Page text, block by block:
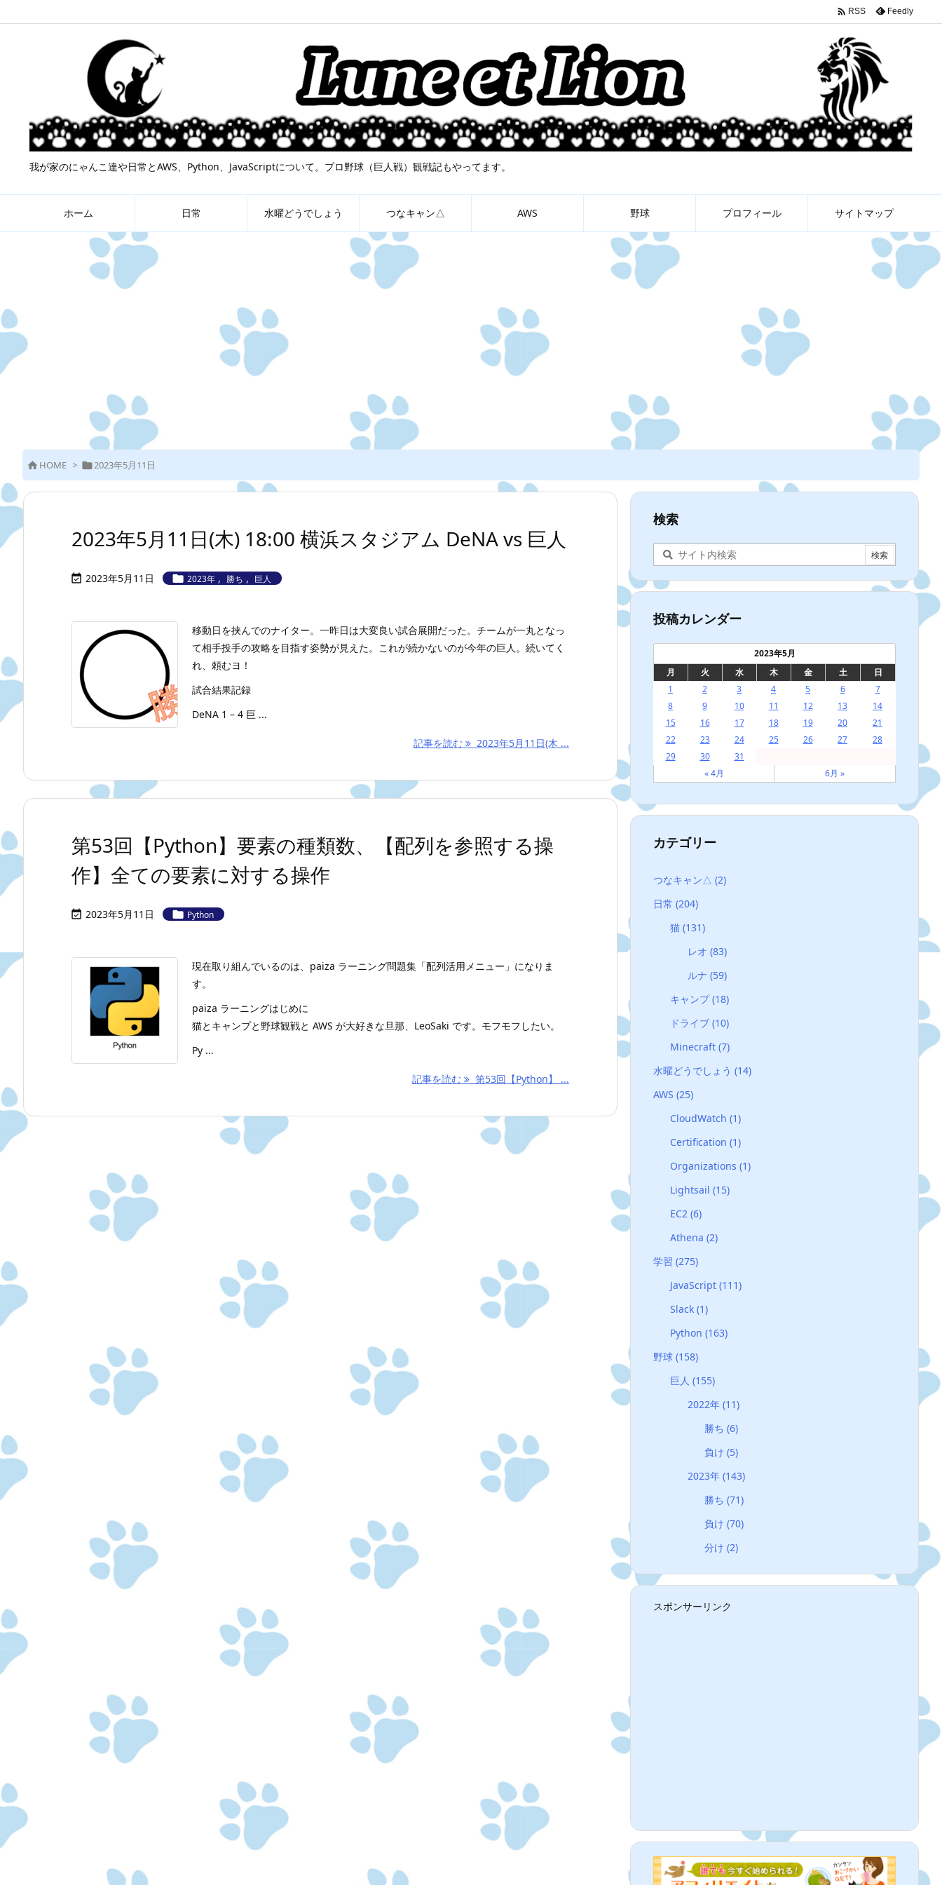
我が家のにゃんこ達や日常とAWS、Python、JavaScriptについて。プロ野球（巨人戦）観戦記もやってます。
ホーム 日常 水曜どうでしょう つなキャン△ AWS 野球 プロフィール サイトマップ
 RSS Feedly
 HOME > 2023年5月11日
2023年5月11日(木) 18:00 横浜スタジアム DeNA vs 巨人
 2023年5月11日  2023年 , 勝ち , 巨人
移動日を挟んでのナイター。一昨日は大変良い試合展開だった。チームが一丸となっ
て相手投手の攻略を目指す姿勢が見えた。これが続かないのが今年の巨人。続いてく
れ、頼むヨ！
試合結果記録
DeNA 1 – 4 巨 ...
記事を読む 2023年5月11日(木 ...
第53回【Python】要素の種類数、【配列を参照する操
作】全ての要素に対する操作
 2023年5月11日  Python
現在取り組んでいるのは、paiza ラーニング問題集「配列活用メニュー」になりま
す。
paiza ラーニングはじめに
猫とキャンプと野球観戦と AWS が大好きな旦那、LeoSaki です。モフモフしたい。
Py ...
記事を読む 第53回【Python】 ...
検索
投稿カレンダー
2023年5月
月
火 水 木 金 土
日
1
2 3 4 5 6
7
8
9 10 11 12 13
14
15
16 17 18 19 20
21
22
23 24 25 26 27
28
29
30
31
« 4月
6月 »
カテゴリー
つなキャン△ (2)
日常 (204)
猫(131)
レオ (83)
ルナ (59)
キャンプ(18)
ドライブ(10)
Minecraft(7)
水曜どうでしょう (14)
AWS (25)
CloudWatch(1)
Certification(1)
Organizations(1)
Lightsail(15)
EC2(6)
Athena(2)
学習 (275)
JavaScript(111)
Slack(1)
Python(163)
野球 (158)
巨人(155)
2022年 (11)
勝ち(6)
負け(5)
2023年 (143)
勝ち(71)
負け(70)
分け(2)
スポンサーリンク